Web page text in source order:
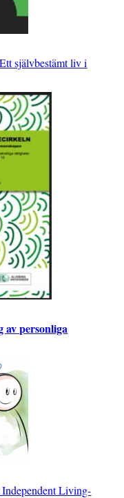
Ett självbestämt liv i
av personliga
Living-